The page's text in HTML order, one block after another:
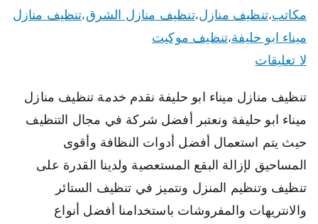
مكاتب،تنظيف منازل،تنظيف منازل الشرق،تنظيف منازل
ميناء ابو حليفة،تنظيف موكيت
لا تعليقات
تنظيف منازل ميناء ابو حليفة نقدم خدمة تنظيف منازل
ميناء ابو حليفة ونعتبر أفضل شركة في مجال التنظيف
حيث يتم استعمال أفضل أدوات النظافة وأقوى
المساحيق لإزالة البقع المستعصية ولدينا القدرة على
تنظيف وتنظيم المنزل ونتميز في تنظيف الستائر
والانتريهات والمفروشات باستخدامنا أفضل أنواع